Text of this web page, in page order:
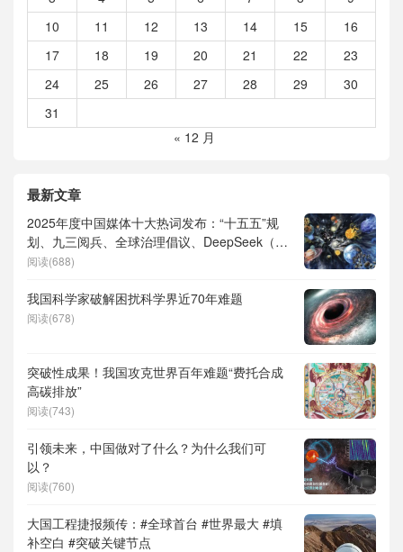
10
11 12 13 14 15
16
17
18 19 20 21 22
23
24
25 26 27 28 29
30
31
« 12 月
最新文章
2025年度中国媒体十大热词发布：“十五五”规
划、九三阅兵、全球治理倡议、DeepSeek（深
度求索）、人形机器人、苏超、票根经济、育
阅读(688)
我国科学家破解困扰科学界近70年难题
阅读(678)
突破性成果！我国攻克世界百年难题“费托合成
高碳排放”
阅读(743)
引领未来，中国做对了什么？为什么我们可
以？
阅读(760)
大国工程捷报频传：#全球首台 #世界最大 #填
补空白 #突破关键节点